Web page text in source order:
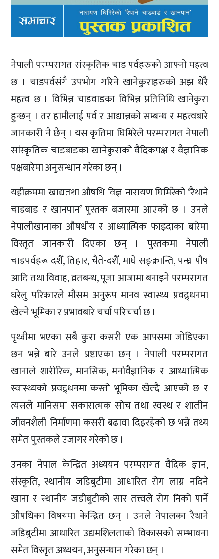
नेपाली परम्परागत संस्कृतिक चाड पर्वहरुको आफ्नो महत्व
छ । चाडपर्वसंगै उपभोग गरिने खानेकुराहरुको अझ धेरै
महत्व छ । विभिन्न चाडवाडका विभिन्न प्रतिनिधि खानेकुरा
हुन्छन् । तर हामीलाई पर्व र आद्यान्नको सम्बन्ध र महत्वबारे
जानकारी नै छैन् । यस कृतिमा घिमिरेले परम्परागत नेपाली
सांस्कृतिक चाडबाडका खानेकुराको वैदिकपक्ष र वैज्ञानिक
पक्षबारेमा अनुसन्धान गरेका छन् ।
यहीक्रममा खाद्यतथा औषधि विज्ञ नारायण घिमिरेको ‘रैथाने
चाडबाड र खानपान’ पुस्तक बजारमा आएको छ । उनले
नेपालीखानाका औषधीय र आध्यात्मिक फाइदाका बारेमा
विस्तृत जानकारी दिएका छन् । पुस्तकमा नेपाली
चाडपर्वहरू दशैँ, तिहार, चैते-दशैँ, माघे सङ्क्रान्ति, पन्ध्र पौष
आदि तथा विवाह, व्रतबन्ध, पूजा आजामा बनाइने परम्परागत
घरेलु परिकारले मौसम अनुरूप मानव स्वास्थ्य प्रवद्र्धनमा
खेल्ने भूमिका र प्रभावबारे चर्चा परिचर्चा छ ।
पृथ्वीमा भएका सबै कुरा कसरी एक आपसमा जोडिएका
छन भन्ने बारे उनले प्रष्टाएका छन् । नेपाली परम्परागत
खानाले शारीरिक, मानसिक, मनोवैज्ञानिक र आध्यात्मिक
स्वास्थ्यको प्रवद्र्धनमा कस्तो भूमिका खेल्दै आएको छ र
त्यसले मानिसमा सकारात्मक सोच तथा स्वस्थ र शालीन
जीवनशैली निर्माणमा कसरी बढावा दिइरहेको छ भन्ने तथ्य
समेत पुस्तकले उजागर गरेको छ ।
उनका नेपाल केन्द्रित अध्ययन परम्परागत वैदिक ज्ञान,
संस्कृति, स्थानीय जडिबुटीमा आधारित रोग लाग्न नदिने
खाना र स्थानीय जडीबुटीको सार तत्त्वले रोग निको पार्ने
औषधिका विषयमा केन्द्रित छन् । उनले नेपालका रैथाने
जडिबुटीमा आधारित उद्यमशिलताको विकासको सम्भावना
समेत विस्तृत अध्ययन, अनुसन्धान गरेका छन् ।